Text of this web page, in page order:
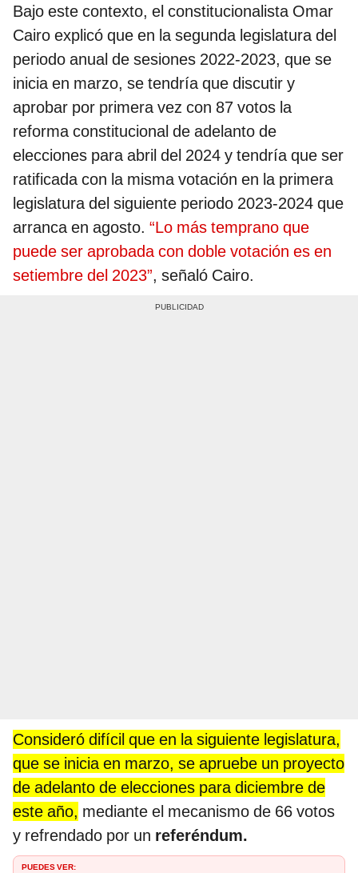
Bajo este contexto, el constitucionalista Omar
Cairo explicó que en la segunda legislatura del
periodo anual de sesiones 2022-2023, que se
inicia en marzo, se tendría que discutir y
aprobar por primera vez con 87 votos la
reforma constitucional de adelanto de
elecciones para abril del 2024 y tendría que ser
ratificada con la misma votación en la primera
legislatura del siguiente periodo 2023-2024 que
arranca en agosto. “Lo más temprano que
puede ser aprobada con doble votación es en
setiembre del 2023”, señaló Cairo.
Consideró difícil que en la siguiente legislatura,
que se inicia en marzo, se apruebe un proyecto
de adelanto de elecciones para diciembre de
este año, mediante el mecanismo de 66 votos
y refrendado por un referéndum.
PUEDES VER: